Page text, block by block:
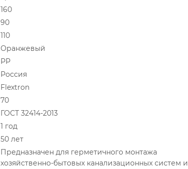
160
90
110
Оранжевый
РР
Россия
Flextron
70
ГОСТ 32414-2013
1 год
50 лет
Предназначен для герметичного монтажа
хозяйственно-бытовых канализационных систем и